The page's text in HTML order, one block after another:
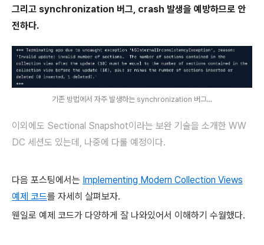
그리고 synchronization 버그, crash 발생을 예방하므로 안
전하다.
기존 방법에서 자주 발생하는 synchronization 버그...
이외에도 Sectional Snapshot이라는 보완 기술을 소개한 WW
DC 세션도 있는데, 나중에 다룰 예정이다.
다음 포스팅에서는 Implementing Modern Collection Views
예제 코드를 자세히 살펴보자.
웬일로 예제 코드가 다양하게 잘 나와있어서 이해하기 수월했다.